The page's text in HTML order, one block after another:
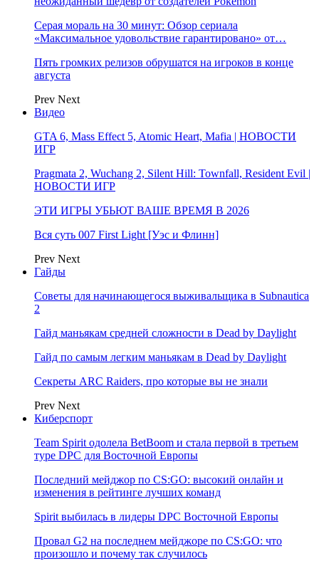
Серая мораль на 30 минут: Обзор сериала
«Максимальное удовольствие гарантировано» от…
Пять громких релизов обрушатся на игроков в конце
августа
Prev Next
Видео
GTA 6, Mass Effect 5, Atomic Heart, Mafia | НОВОСТИ
ИГР
Pragmata 2, Wuchang 2, Silent Hill: Townfall, Resident Evil |
НОВОСТИ ИГР
ЭТИ ИГРЫ УБЬЮТ ВАШЕ ВРЕМЯ В 2026
Вся суть 007 First Light [Уэс и Флинн]
Prev Next
Гайды
Советы для начинающегося выживальщика в Subnautica
2
Гайд маньякам средней сложности в Dead by Daylight
Гайд по самым легким маньякам в Dead by Daylight
Секреты ARC Raiders, про которые вы не знали
Prev Next
Киберспорт
Team Spirit одолела BetBoom и стала первой в третьем
туре DPC для Восточной Европы
Последний мейджор по CS:GO: высокий онлайн и
изменения в рейтинге лучших команд
Spirit выбилась в лидеры DPC Восточной Европы
Провал G2 на последнем мейджоре по CS:GO: что
произошло и почему так случилось